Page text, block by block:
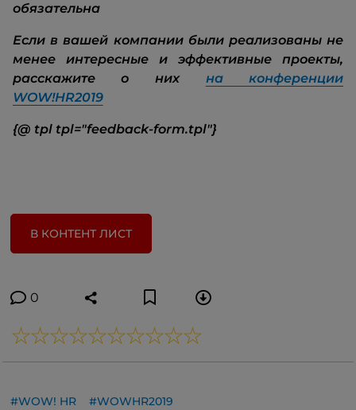
обязательна
Если в вашей компании были реализованы не
менее интересные и эффективные проекты,
расскажите о них на конференции
WOW!HR2019
{@ tpl tpl="feedback-form.tpl"}
В КОНТЕНТ ЛИСТ
0
#WOW! HR
#WOWHR2019